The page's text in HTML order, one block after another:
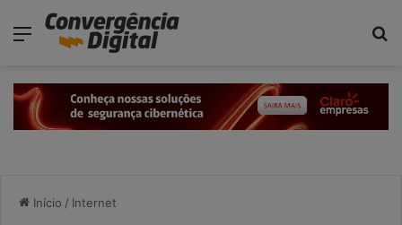
Menu
Início / Internet